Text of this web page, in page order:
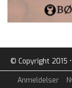
© Copyright 2015
Anmeldelser